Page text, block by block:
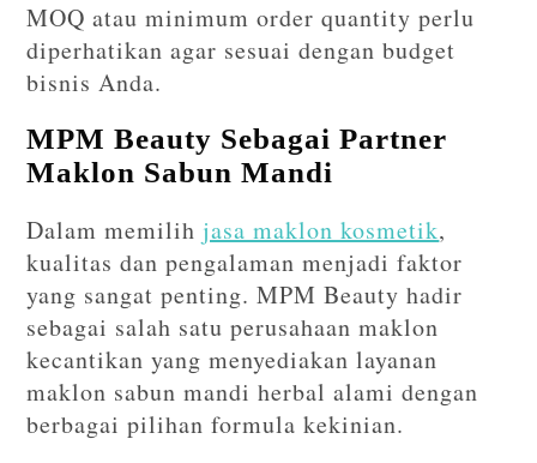
MOQ atau minimum order quantity perlu
diperhatikan agar sesuai dengan budget
bisnis Anda.
MPM Beauty Sebagai Partner
Maklon Sabun Mandi
Dalam memilih jasa maklon kosmetik,
kualitas dan pengalaman menjadi faktor
yang sangat penting. MPM Beauty hadir
sebagai salah satu perusahaan maklon
kecantikan yang menyediakan layanan
maklon sabun mandi herbal alami dengan
berbagai pilihan formula kekinian.